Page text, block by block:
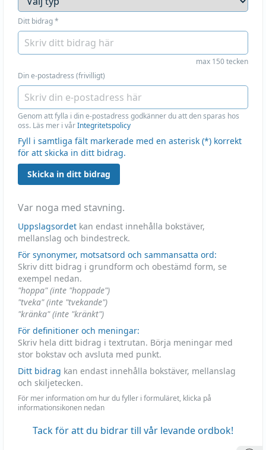
Ditt bidrag*
max 150 tecken
Din e-postadress (frivilligt)
Genom att fylla i din e-postadress godkänner du att den sparas hos
oss. Läs mer i vårIntegritetspolicy
Fyll i samtliga fält markerade med en asterisk (*) korrekt
för att skicka in ditt bidrag.
Skicka in ditt bidrag
Var noga med stavning.
Uppslagsordet kan endast innehålla bokstäver,
mellanslag och bindestreck.
För synonymer, motsatsord och sammansatta ord:
Skriv ditt bidrag i grundform och obestämd form, se
exempel nedan.
"hoppa" (inte "hoppade")
"tveka" (inte "tvekande")
"kränka" (inte "kränkt")
För definitioner och meningar:
Skriv hela ditt bidrag i textrutan. Börja meningar med
stor bokstav och avsluta med punkt.
Ditt bidrag kan endast innehålla bokstäver, mellanslag
och skiljetecken.
För mer information om hur du fyller i formuläret, klicka på
informationsikonen nedan
Tack för att du bidrar till vår levande ordbok!